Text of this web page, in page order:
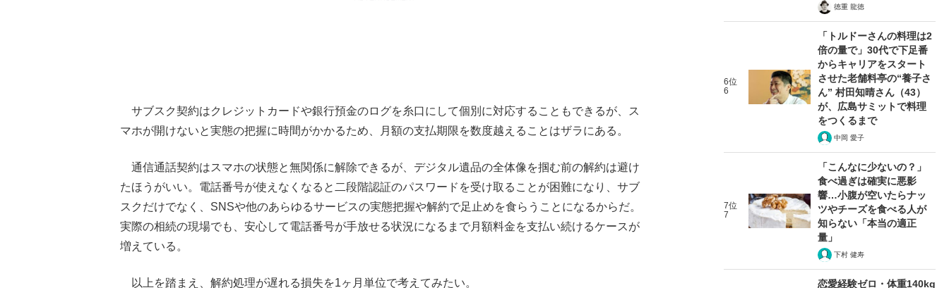
サブスク契約はクレジットカードや銀行預金のログを糸口にして個別に対応することもできるが、ス
マホが開けないと実態の把握に時間がかかるため、月額の支払期限を数度越えることはザラにある。
通信通話契約はスマホの状態と無関係に解除できるが、デジタル遺品の全体像を掴む前の解約は避け
たほうがいい。電話番号が使えなくなると二段階認証のパスワードを受け取ることが困難になり、サブ
スクだけでなく、SNSや他のあらゆるサービスの実態把握や解約で足止めを食らうことになるからだ。
実際の相続の現場でも、安心して電話番号が手放せる状況になるまで月額料金を支払い続けるケースが
増えている。
以上を踏まえ、解約処理が遅れる損失を1ヶ月単位で考えてみたい。
徳重 龍徳
6位
6
「トルドーさんの料理は2
倍の量で」30代で下足番
からキャリアをスタート
させた老舗料亭の“養子さ
ん” 村田知晴さん（43）
が、広島サミットで料理
をつくるまで
中岡 愛子
7位
7
「こんなに少ないの？」
食べ過ぎは確実に悪影
響…小腹が空いたらナッ
ツやチーズを食べる人が
知らない「本当の適正
量」
下村 健寿
恋愛経験ゼロ・体重140kg